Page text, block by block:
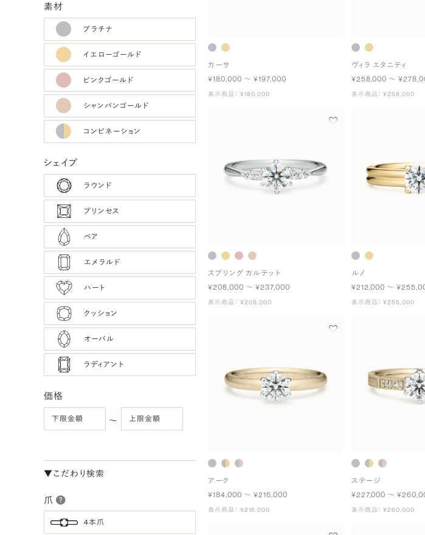
素材
プラチナ
イエローゴールド
ピンクゴールド
シャンパンゴールド
コンビネーション
シェイプ
ラウンド
プリンセス
ペア
エメラルド
ハート
クッション
オーバル
ラディアント
価格
〜
▼こだわり検索
爪
4本爪
カーサ
¥180,000 〜 ¥197,000
表示商品： ¥180,000
ヴィラ エタニティ
¥258,000 〜
表示商品： ¥258,000
スプリング カルテット
¥208,000 〜 ¥237,000
表示商品： ¥208,000
ルノ
¥212,000 〜
表示商品： ¥255,000
アーク
¥184,000 〜 ¥216,000
表示商品： ¥216,000
ステージ
¥227,000 〜
表示商品： ¥260,000